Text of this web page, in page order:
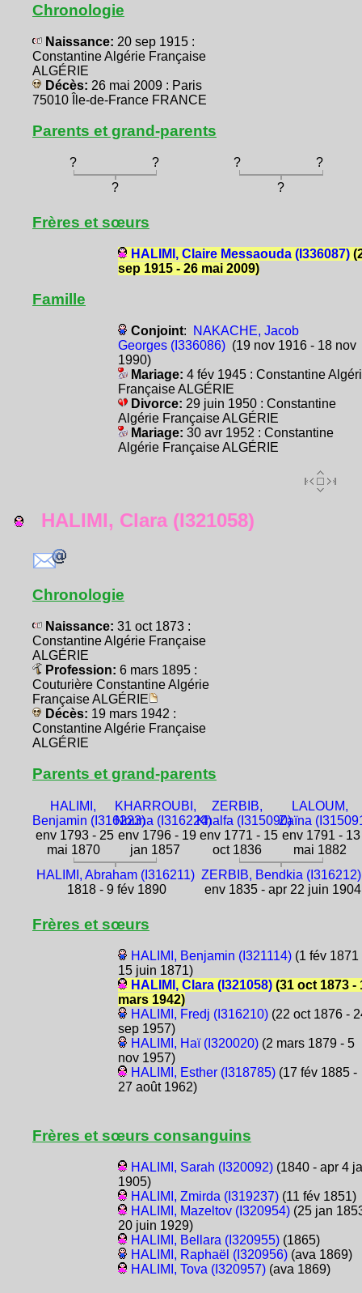
Chronologie
Naissance: 20 sep 1915 :
Constantine Algérie Française
ALGÉRIE
Décès: 26 mai 2009 : Paris
75010 Île-de-France FRANCE
Parents et grand-parents
? ? ?
?
?
?
Frères et sœurs
HALIMI, Claire Messaouda (I336087)
sep 1915 - 26 mai 2009)
Famille
Conjoint:
NAKACHE, Jacob
Georges (I336086)(19 nov 1916 - 18 nov
1990)
Mariage: 4 fév 1945 : Constantine
Française ALGÉRIE
Divorce: 29 juin 1950 : Constantine
Algérie Française ALGÉRIE
Mariage: 30 avr 1952 : Constantine
Algérie Française ALGÉRIE
HALIMI, Clara (I321058)
Chronologie
Naissance: 31 oct 1873 :
Constantine Algérie Française
ALGÉRIE
Profession: 6 mars 1895 :
Couturière Constantine Algérie
Française ALGÉRIE
Décès: 19 mars 1942 :
Constantine Algérie Française
ALGÉRIE
Parents et grand-parents
HALIMI,
Benjamin (I316223)
env 1793 - 25
mai 1870
KHARROUBI,
Nouna (I316224)
env 1796 - 19
jan 1857
ZERBIB,
Khalfa (I315090)
env 1771 - 15
oct 1836
LALOUM,
Zaïna
env 1791 - 13
mai 1882
HALIMI, Abraham (I316211)
1818 - 9 fév 1890
ZERBIB, Bendkia (I316212)
env 1835 - apr 22 juin 1904
Frères et sœurs
HALIMI, Benjamin (I321114)(1 fév 1871
15 juin 1871)
HALIMI, Clara (I321058)(31 oct 1873 -
mars 1942)
HALIMI, Fredj (I316210)(22 oct 1876 -
sep 1957)
HALIMI, Haï (I320020)(2 mars 1879 - 5
nov 1957)
HALIMI, Esther (I318785)(17 fév 1885 -
27 août 1962)
Frères et sœurs consanguins
HALIMI, Sarah (I320092)(1840 - apr 4
1905)
HALIMI, Zmirda (I319237)(11 fév 1851)
HALIMI, Mazeltov (I320954)(25 jan
20 juin 1929)
HALIMI, Bellara (I320955)(1865)
HALIMI, Raphaël (I320956)(ava 1869)
HALIMI, Tova (I320957)(ava 1869)